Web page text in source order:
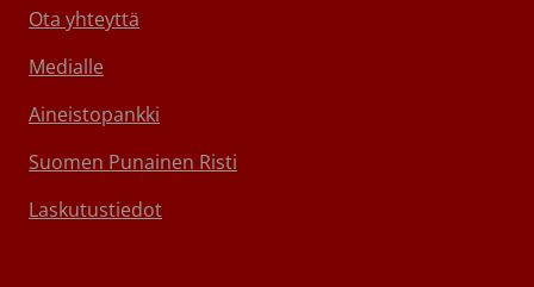
Ota yhteyttä
Medialle
Aineistopankki
Suomen Punainen Risti
Laskutustiedot